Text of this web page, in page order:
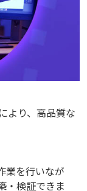
より、高品質な
業を行いなが
・検証できま